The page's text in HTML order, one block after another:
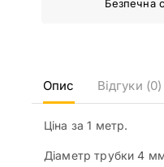
Безпечна
Опис Відгуки (0)
Ціна за 1 метр.
Діаметр трубки 4